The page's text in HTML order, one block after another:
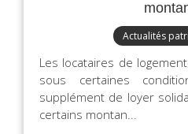
Actualités
Les locataires de
sous certaines
supplément de loyer
certains montan...